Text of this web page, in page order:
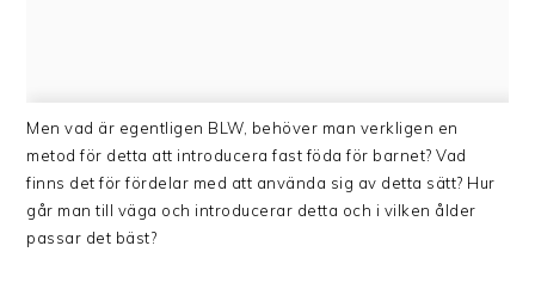
Men vad är egentligen BLW, behöver man verkligen en
metod för detta att introducera fast föda för barnet? Vad
finns det för fördelar med att använda sig av detta sätt? Hur
går man till väga och introducerar detta och i vilken ålder
passar det bäst?